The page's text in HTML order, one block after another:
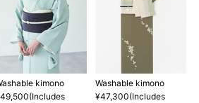
kimono
Washable kimono
¥47,300(Includes